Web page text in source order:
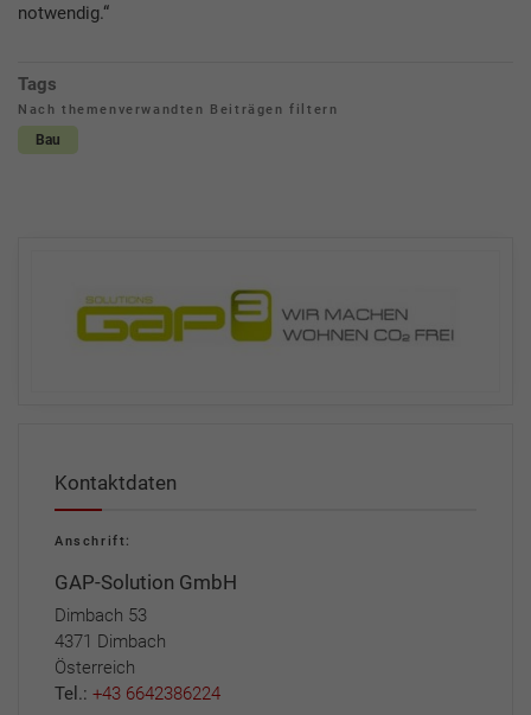
notwendig.“
Tags
Nach themenverwandten Beiträgen filtern
Bau
Kontaktdaten
Anschrift:
GAP-Solution GmbH
Dimbach 53
4371 Dimbach
Österreich
Tel.: +43 6642386224